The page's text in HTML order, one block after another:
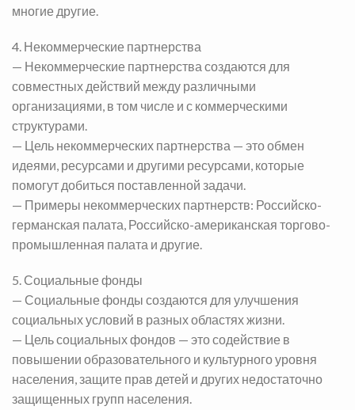
многие другие.
4. Некоммерческие партнерства
— Некоммерческие партнерства создаются для
совместных действий между различными
организациями, в том числе и с коммерческими
структурами.
— Цель некоммерческих партнерства — это обмен
идеями, ресурсами и другими ресурсами, которые
помогут добиться поставленной задачи.
— Примеры некоммерческих партнерств: Российско-
германская палата, Российско-американская торгово-
промышленная палата и другие.
5. Социальные фонды
— Социальные фонды создаются для улучшения
социальных условий в разных областях жизни.
— Цель социальных фондов — это содействие в
повышении образовательного и культурного уровня
населения, защите прав детей и других недостаточно
защищенных групп населения.